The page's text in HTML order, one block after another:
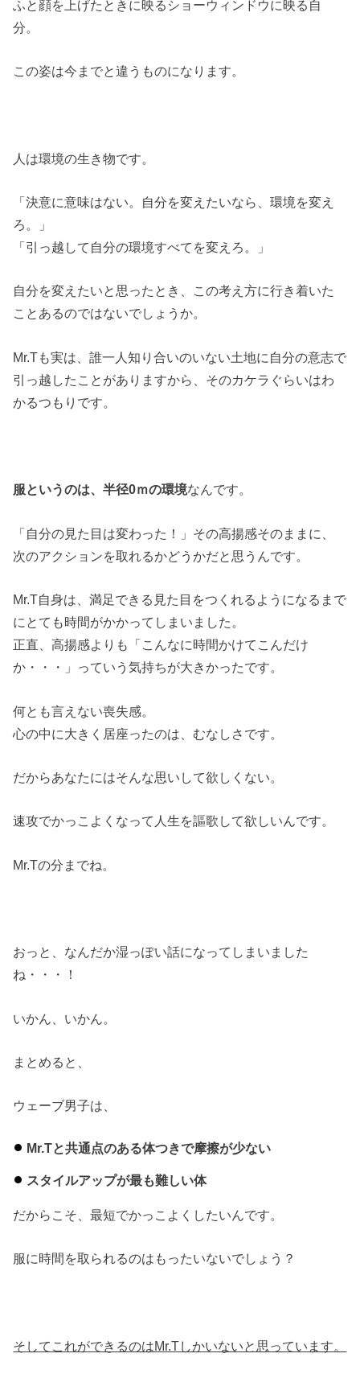
ふと顔を上げたときに映るショーウィンドウに映る自
分。
この姿は今までと違うものになります。
人は環境の生き物です。
「決意に意味はない。自分を変えたいなら、環境を変え
ろ。」
「引っ越して自分の環境すべてを変えろ。」
自分を変えたいと思ったとき、この考え方に行き着いた
ことあるのではないでしょうか。
Mr.Tも実は、誰一人知り合いのいない土地に自分の意志で
引っ越したことがありますから、そのカケラぐらいはわ
かるつもりです。
服というのは、半径0ｍの環境なんです。
「自分の見た目は変わった！」その高揚感そのままに、
次のアクションを取れるかどうかだと思うんです。
Mr.T自身は、満足できる見た目をつくれるようになるまで
にとても時間がかかってしまいました。
正直、高揚感よりも「こんなに時間かけてこんだけ
か・・・」っていう気持ちが大きかったです。
何とも言えない喪失感。
心の中に大きく居座ったのは、むなしさです。
だからあなたにはそんな思いして欲しくない。
速攻でかっこよくなって人生を謳歌して欲しいんです。
Mr.Tの分までね。
おっと、なんだか湿っぽい話になってしまいました
ね・・・！
いかん、いかん。
まとめると、
ウェーブ男子は、
Mr.Tと共通点のある体つきで摩擦が少ない
スタイルアップが最も難しい体
だからこそ、最短でかっこよくしたいんです。
服に時間を取られるのはもったいないでしょう？
そしてこれができるのはMr.Tしかいないと思っています。